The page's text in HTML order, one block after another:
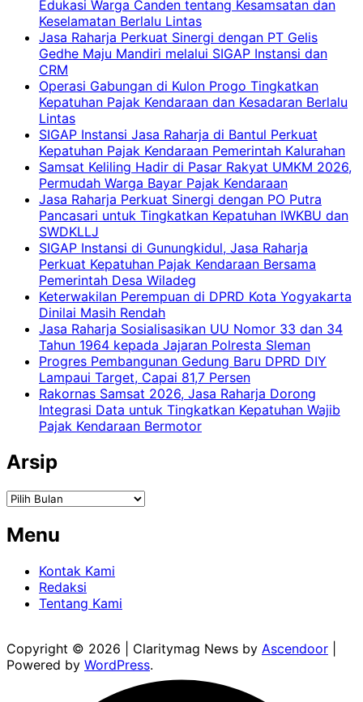
Edukasi Warga Canden tentang Kesamsatan dan
Keselamatan Berlalu Lintas
Jasa Raharja Perkuat Sinergi dengan PT Gelis
Gedhe Maju Mandiri melalui SIGAP Instansi dan
CRM
Operasi Gabungan di Kulon Progo Tingkatkan
Kepatuhan Pajak Kendaraan dan Kesadaran Berlalu
Lintas
SIGAP Instansi Jasa Raharja di Bantul Perkuat
Kepatuhan Pajak Kendaraan Pemerintah Kalurahan
Samsat Keliling Hadir di Pasar Rakyat UMKM 2026,
Permudah Warga Bayar Pajak Kendaraan
Jasa Raharja Perkuat Sinergi dengan PO Putra
Pancasari untuk Tingkatkan Kepatuhan IWKBU dan
SWDKLLJ
SIGAP Instansi di Gunungkidul, Jasa Raharja
Perkuat Kepatuhan Pajak Kendaraan Bersama
Pemerintah Desa Wiladeg
Keterwakilan Perempuan di DPRD Kota Yogyakarta
Dinilai Masih Rendah
Jasa Raharja Sosialisasikan UU Nomor 33 dan 34
Tahun 1964 kepada Jajaran Polresta Sleman
Progres Pembangunan Gedung Baru DPRD DIY
Lampaui Target, Capai 81,7 Persen
Rakornas Samsat 2026, Jasa Raharja Dorong
Integrasi Data untuk Tingkatkan Kepatuhan Wajib
Pajak Kendaraan Bermotor
Arsip
Arsip
Menu
Kontak Kami
Redaksi
Tentang Kami
Copyright © 2026 | Claritymag News by Ascendoor
Powered by WordPress.